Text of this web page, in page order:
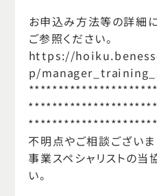
お申込み方法等の詳細
ご参照ください。
https://
p/
不明点やご相談ござい
事業スペシャリストの当
い。